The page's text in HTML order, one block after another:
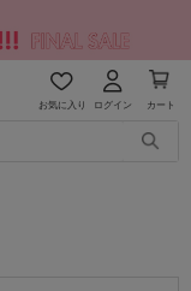
お気に入り ログイン カート